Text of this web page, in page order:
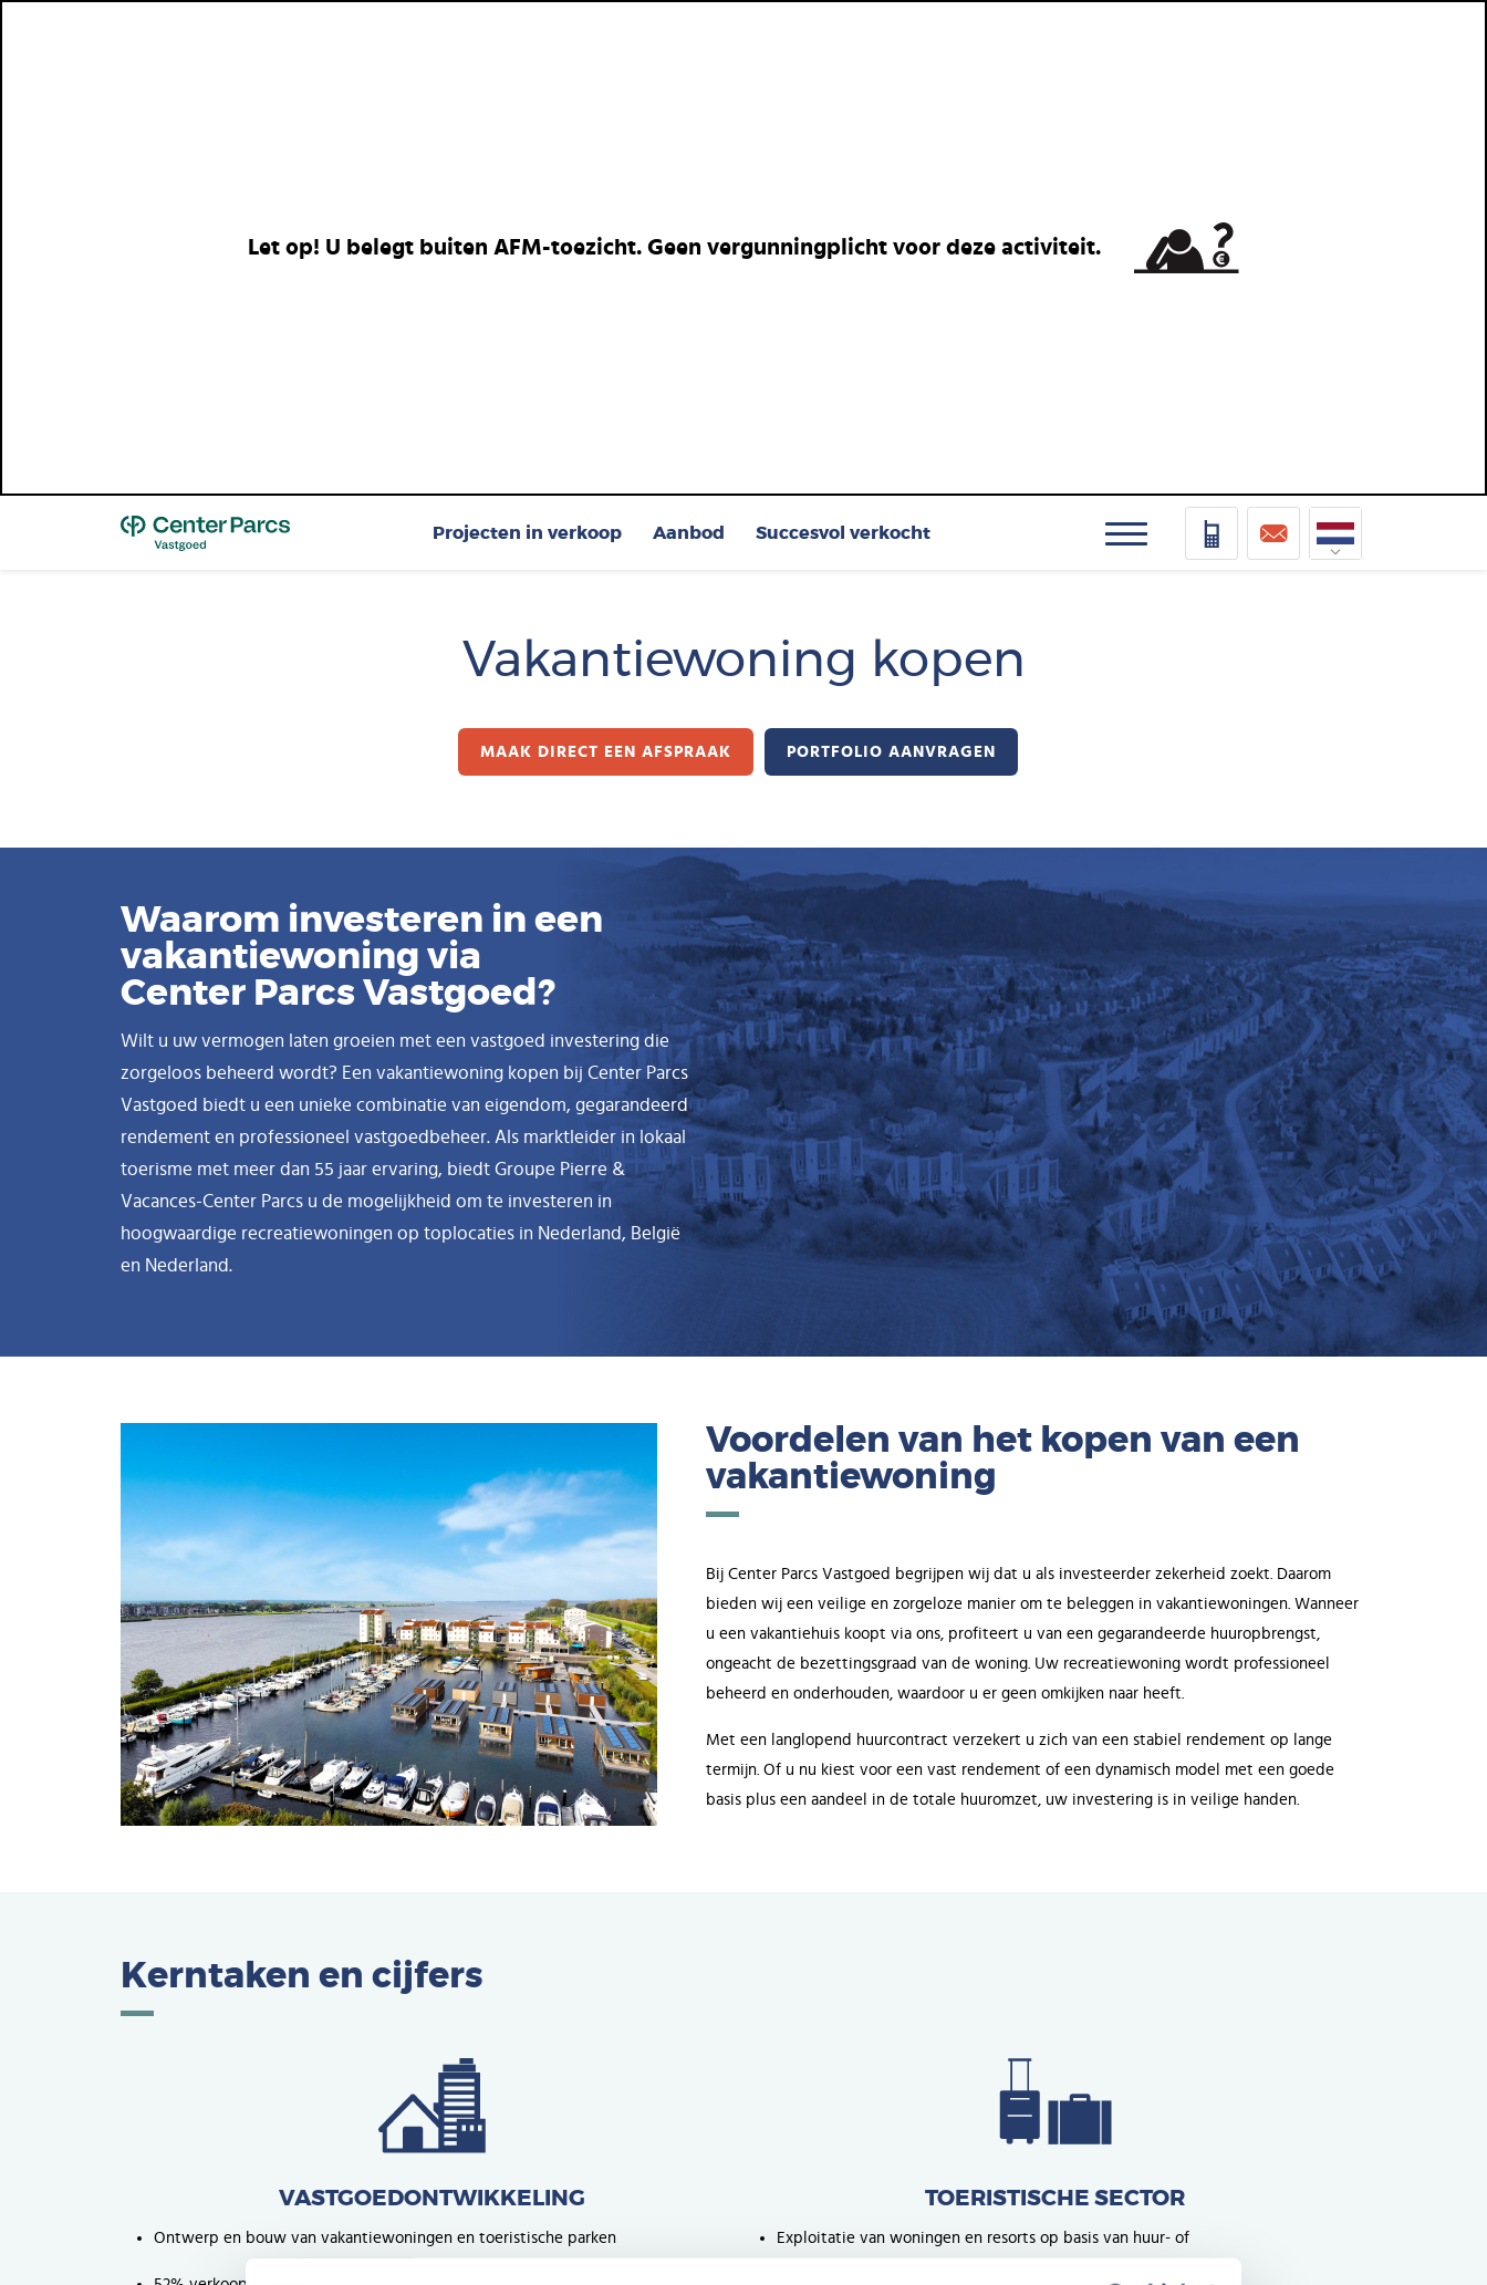
Let op! U belegt buiten AFM-toezicht. Geen vergunningplicht voor deze activiteit.
Top
Projecten in verkoop Aanbod Succesvol verkocht
Vakantiewoning kopen
MAAK DIRECT EEN AFSPRAAK PORTFOLIO AANVRAGEN
Waarom investeren in een
vakantiewoning via
Center Parcs Vastgoed?
Wilt u uw vermogen laten groeien met een vastgoed investering die
zorgeloos beheerd wordt? Een vakantiewoning kopen bij Center Parcs
Vastgoed biedt u een unieke combinatie van eigendom, gegarandeerd
rendement en professioneel vastgoedbeheer. Als marktleider in lokaal
toerisme met meer dan 55 jaar ervaring, biedt Groupe Pierre &
Vacances-Center Parcs u de mogelijkheid om te investeren in
hoogwaardige recreatiewoningen op toplocaties in Nederland, België
en Nederland.
Voordelen van het kopen van een
vakantiewoning
Bij Center Parcs Vastgoed begrijpen wij dat u als investeerder zekerheid zoekt. Daarom
bieden wij een veilige en zorgeloze manier om te beleggen in vakantiewoningen. Wanneer
u een vakantiehuis koopt via ons, profiteert u van een gegarandeerde huuropbrengst,
ongeacht de bezettingsgraad van de woning. Uw recreatiewoning wordt professioneel
beheerd en onderhouden, waardoor u er geen omkijken naar heeft.
Met een langlopend huurcontract verzekert u zich van een stabiel rendement op lange
termijn. Of u nu kiest voor een vast rendement of een dynamisch model met een goede
basis plus een aandeel in de totale huuromzet, uw investering is in veilige handen.
Kerntaken en cijfers
VASTGOEDONTWIKKELING
Ontwerp en bouw van vakantiewoningen en toeristische parken
TOERISTISCHE SECTOR
Exploitatie van woningen en resorts op basis van huur- of